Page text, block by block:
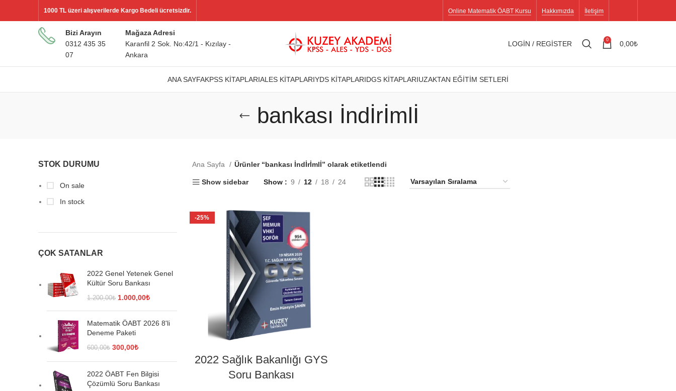
1000 TL üzeri alışverilerde Kargo Bedeli ücretsizdir. Online Matematik ÖABT Kursu Hakkımızda İletişim
Bizi Arayın
0312 435 35
07
Mağaza Adresi
Karanfil 2 Sok. No:42/1 - Kızılay -
Ankara
LOGIN / REGISTER 0 0,00₺
ANA SAYFAKPSS KİTAPLARIALES KİTAPLARIYDS KİTAPLARIDGS KİTAPLARIUZAKTAN EĞİTİM SETLERİ
bankası İndİrİmlİ
STOK DURUMU
On sale
In stock
ÇOK SATANLAR
2022 Genel Yetenek Genel
Kültür Soru Bankası
1.200,00₺ Orijinal
1.200,00₺.
1.000,00₺Şu
fiyat:
Matematik ÖABT 2026 8'li
Deneme Paketi
600,00₺ Orijinal
300,00₺Şu
300,00₺.
2022 ÖABT Fen Bilgisi
Çözümlü Soru Bankası
Ana Sayfa Ürünler “bankası İndİrİmlİ” olarak etiketlendi
Show sidebar Show 9 12 18 24
-25%
2022 Sağlık Bakanlığı GYS
Soru Bankası